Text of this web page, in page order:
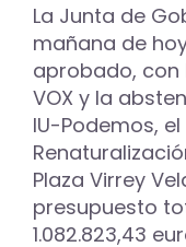
la
restauración
paisajística
del
Cerro
del
Otero
La Junta de
mañana de
aprobado, con
VOX y la
IU-Podemos,
Plaza Virrey
presupuesto
1.082.823,43